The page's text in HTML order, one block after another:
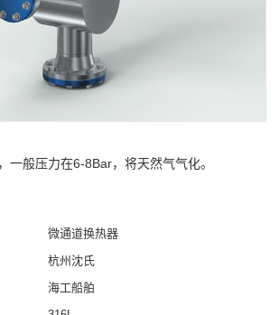
一般压力在6-8Bar，将天然气气化。
微通道换热器
杭州沈氏
海工船舶